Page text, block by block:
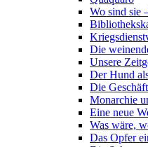
Wo sind sie
Die
Unsere
Der Hund
Die
Monarchie
Eine neue
Was wäre,
Das Opfer